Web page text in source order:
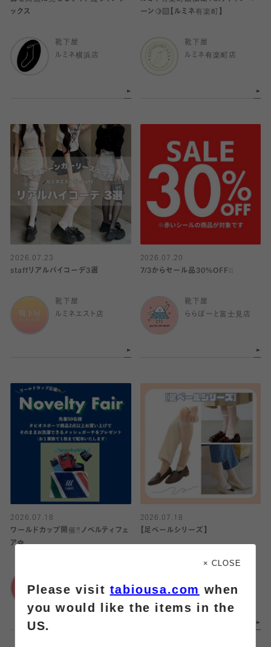
ックス
靴下屋
ルミネ横浜店
ーン🍋‍🟩【ルミネ有楽町】
靴下屋
ルミネ有楽町店
2026.07.23
staffリアルバイコーデ3選
靴下屋
ルミネエスト店
2026.07.20
7/3からセール品30%OFF❕❕
靴下屋
ららぽーと富士見店
2026.07.18
ワールドカップ開催‼️ノベルティフェ
ア⚽️
イオンモール名取店
2026.07.18
【足ベールシリーズ】
靴下屋× CLOSE
Please visittabiousa.com when
you would like the items in the
US.